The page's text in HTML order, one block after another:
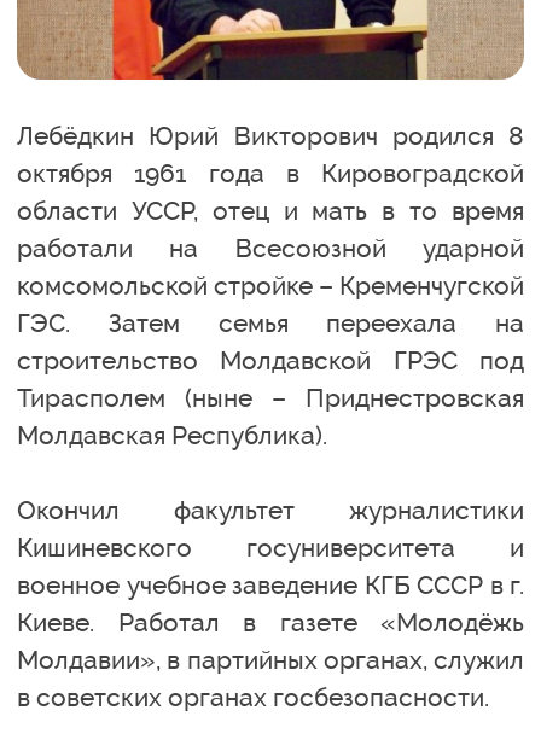
Лебёдкин Юрий Викторович родился 8
октября 1961 года в Кировоградской
области УССР, отец и мать в то время
работали на Всесоюзной ударной
комсомольской стройке – Кременчугской
ГЭС. Затем семья переехала на
строительство Молдавской ГРЭС под
Тирасполем (ныне – Приднестровская
Молдавская Республика).
Окончил факультет журналистики
Кишиневского госуниверситета и
военное учебное заведение КГБ СССР в г.
Киеве. Работал в газете «Молодёжь
Молдавии», в партийных органах, служил
в советских органах госбезопасности.